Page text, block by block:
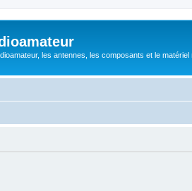
les antennes, les composants et le matériel